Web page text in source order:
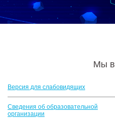
Мы в
Версия для слабовидящих
Сведения об образовательной
организации